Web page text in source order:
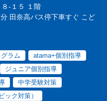
-１５ １階
田奈高バス停下車すぐ こど
ラム
atama+個別指導
ジュニア個別指導
中学受験対策
ック対策）